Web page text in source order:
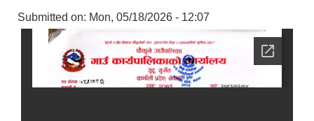
Submitted on: Mon, 05/18/2026 - 12:07